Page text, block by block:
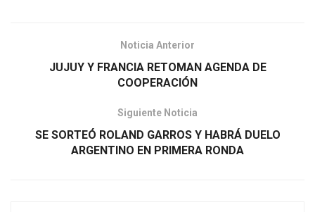
Noticia Anterior
JUJUY Y FRANCIA RETOMAN AGENDA DE
COOPERACIÓN
Siguiente Noticia
SE SORTEÓ ROLAND GARROS Y HABRÁ DUELO
ARGENTINO EN PRIMERA RONDA